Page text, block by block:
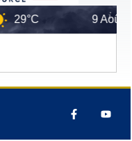
29°C 9 Août